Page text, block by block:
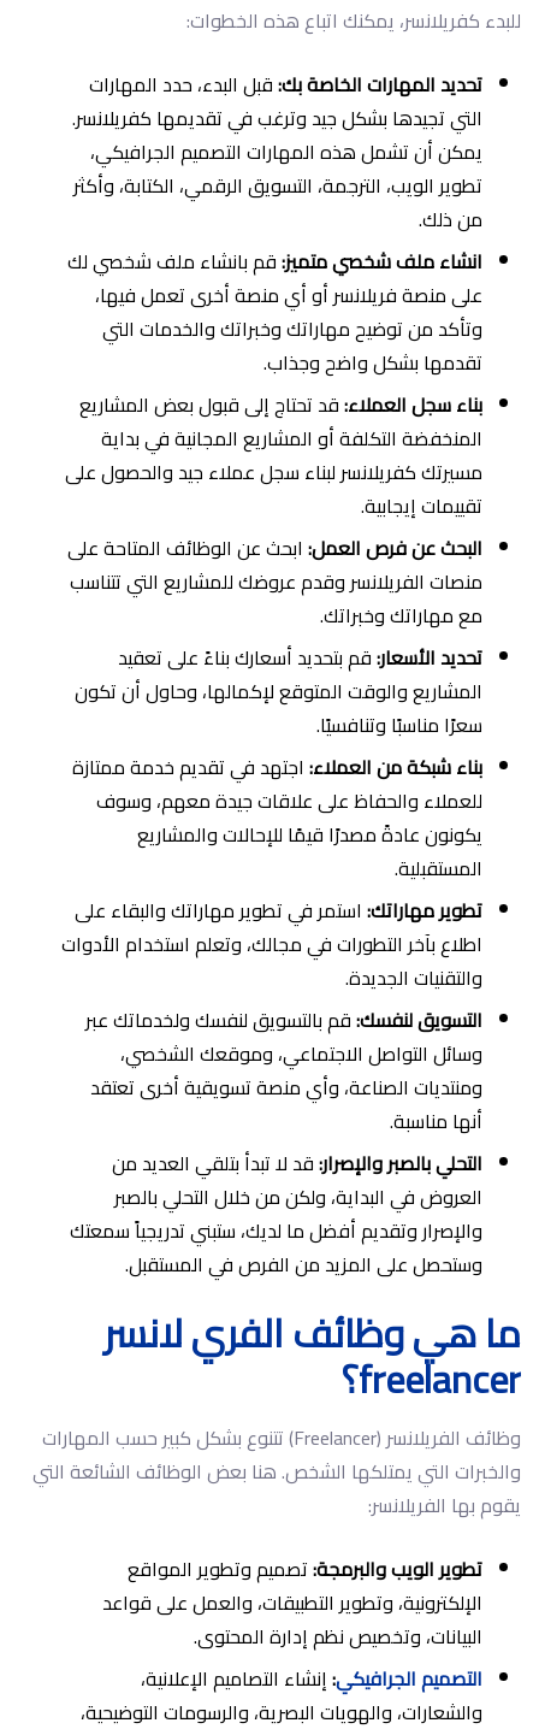
للبدء كفريلانسر، يمكنك اتباع هذه الخطوات:
تحديد المهارات الخاصة بك:قبل البدء، حدد المهارات
التي تجيدها بشكل جيد وترغب في تقديمها كفريلانسر.
يمكن أن تشمل هذه المهارات التصميم الجرافيكي،
تطوير الويب، الترجمة، التسويق الرقمي، الكتابة، وأكثر
من ذلك.
انشاء ملف شخصي متميز:قم بانشاء ملف شخصي لك
على منصة فريلانسر أو أي منصة أخرى تعمل فيها،
وتأكد من توضيح مهاراتك وخبراتك والخدمات التي
تقدمها بشكل واضح وجذاب.
بناء سجل العملاء:قد تحتاج إلى قبول بعض المشاريع
المنخفضة التكلفة أو المشاريع المجانية في بداية
مسيرتك كفريلانسر لبناء سجل عملاء جيد والحصول على
تقييمات إيجابية.
البحث عن فرص العمل: ابحث عن الوظائف المتاحة على
منصات الفريلانسر وقدم عروضك للمشاريع التي تتناسب
مع مهاراتك وخبراتك.
تحديد الأسعار:قم بتحديد أسعارك بناءً على تعقيد
المشاريع والوقت المتوقع لإكمالها، وحاول أن تكون
سعرًا مناسبًا وتنافسيًا.
بناء شبكة من العملاء: اجتهد في تقديم خدمة ممتازة
للعملاء والحفاظ على علاقات جيدة معهم، وسوف
يكونون عادةً مصدرًا قيمًا للإحالات والمشاريع
المستقبلية.
تطوير مهاراتك: استمر في تطوير مهاراتك والبقاء على
اطلاع بآخر التطورات في مجالك، وتعلم استخدام الأدوات
والتقنيات الجديدة.
التسويق لنفسك:قم بالتسويق لنفسك ولخدماتك عبر
وسائل التواصل الاجتماعي، وموقعك الشخصي،
ومنتديات الصناعة، وأي منصة تسويقية أخرى تعتقد
أنها مناسبة.
التحلي بالصبر والإصرار:قد لا تبدأ بتلقي العديد من
العروض في البداية، ولكن من خلال التحلي بالصبر
والإصرار وتقديم أفضل ما لديك، ستبني تدريجياً سمعتك
وستحصل على المزيد من الفرص في المستقبل.
ما هي وظائف الفري لانسر
freelancer؟
وظائف الفريلانسر (Freelancer) تتنوع بشكل كبير حسب المهارات
والخبرات التي يمتلكها الشخص. هنا بعض الوظائف الشائعة التي
يقوم بها الفريلانسر:
تطوير الويب والبرمجة:تصميم وتطوير المواقع
الإلكترونية، وتطوير التطبيقات، والعمل على قواعد
البيانات، وتخصيص نظم إدارة المحتوى.
التصميم الجرافيكي:إنشاء التصاميم الإعلانية،
والشعارات، والهويات البصرية، والرسومات التوضيحية،